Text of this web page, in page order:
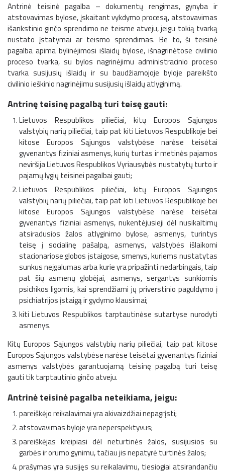
Antrinė teisinė pagalba – dokumentų rengimas, gynyba ir
atstovavimas bylose, įskaitant vykdymo procesą, atstovavimas
išankstinio ginčo sprendimo ne teisme atveju, jeigu tokią tvarką
nustato įstatymai ar teismo sprendimas. Be to, ši teisinė
pagalba apima bylinėjimosi išlaidų bylose, išnagrinėtose civilinio
proceso tvarka, su bylos nagrinėjimu administracinio proceso
tvarka susijusių išlaidų ir su baudžiamojoje byloje pareikšto
civilinio ieškinio nagrinėjimu susijusių išlaidų atlyginimą.
Antrinę teisinę pagalbą turi teisę gauti:
Lietuvos Respublikos piliečiai, kitų Europos Sąjungos
valstybių narių piliečiai, taip pat kiti Lietuvos Respublikoje bei
kitose Europos Sąjungos valstybėse narėse teisėtai
gyvenantys fiziniai asmenys, kurių turtas ir metinės pajamos
neviršija Lietuvos Respublikos Vyriausybės nustatytų turto ir
pajamų lygių teisinei pagalbai gauti;
Lietuvos Respublikos piliečiai, kitų Europos Sąjungos
valstybių narių piliečiai, taip pat kiti Lietuvos Respublikoje bei
kitose Europos Sąjungos valstybėse narėse teisėtai
gyvenantys fiziniai asmenys, nukentėjusieji dėl nusikaltimų
atsiradusios žalos atlyginimo bylose, asmenys, turintys
teisę į socialinę pašalpą, asmenys, valstybės išlaikomi
stacionariose globos įstaigose, smenys, kuriems nustatytas
sunkus neįgalumas arba kurie yra pripažinti nedarbingais, taip
pat šių asmenų globėjai, asmenys, sergantys sunkiomis
psichikos ligomis, kai sprendžiami jų priverstinio paguldymo į
psichiatrijos įstaigą ir gydymo klausimai;
kiti Lietuvos Respublikos tarptautinėse sutartyse nurodyti
asmenys.
Kitų Europos Sąjungos valstybių narių piliečiai, taip pat kitose
Europos Sąjungos valstybėse narėse teisėtai gyvenantys fiziniai
asmenys valstybės garantuojamą teisinę pagalbą turi teisę
gauti tik tarptautinio ginčo atveju.
Antrinė teisinė pagalba neteikiama, jeigu:
pareiškėjo reikalavimai yra akivaizdžiai nepagrįsti;
atstovavimas byloje yra neperspektyvus;
pareiškėjas kreipiasi dėl neturtinės žalos, susijusios su
garbės ir orumo gynimu, tačiau jis nepatyrė turtinės žalos;
prašymas yra susijęs su reikalavimu, tiesiogiai atsirandančiu